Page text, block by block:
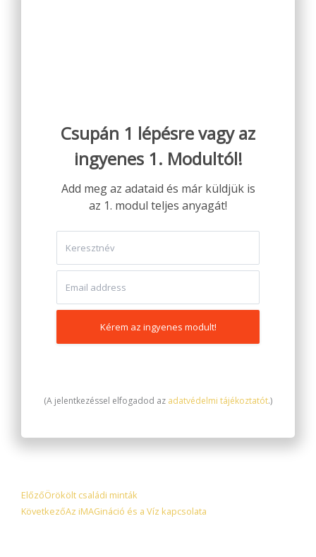
Csupán 1 lépésre vagy az
ingyenes 1. Modultól!​
Add meg az adataid és már küldjük is
az 1. modul teljes anyagát!
Kérem az ingyenes modult!
(A jelentkezéssel elfogadod az adatvédelmi tájékoztatót.)
Előző
ElőzőÖrökölt családi minták
KövetkezőAz iMAGináció és a Víz kapcsolata